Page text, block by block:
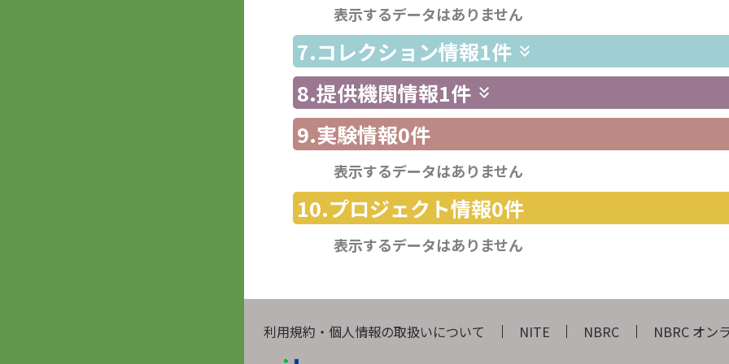
表示するデータはありません
7.コレクション情報1件
8.提供機関情報1件
9.実験情報0件
表示するデータはありません
10.プロジェクト情報0件
表示するデータはありません
利用規約・個人情報の取扱いについて NITE NBRC NBRC オン